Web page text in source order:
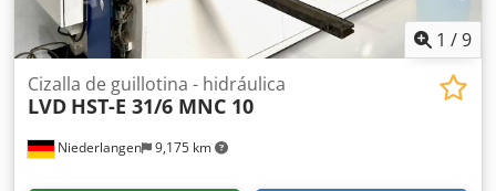
1 /9
Niederlangen 9,175 km
Cizalla de guillotina - hidráulica
LVD HST-E 31/6 MNC 10